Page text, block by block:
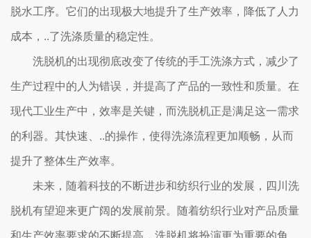
脱水工序。它们的出现极大地提升了生产效率，降低了人力
成本，..了洗涤质量的稳定性。
洗脱机的出现彻底改变了传统的手工洗涤方式，减少了
生产过程中的人为错误，并提高了产品的一致性和质量。在
现代工业生产中，效率是关键，而洗脱机正是满足这一需求
的利器。其快速、..的操作，使得洗涤流程更加顺畅，从而
提升了整体生产效率。
未来，随着科技的不断进步和纺织行业的发展，四川洗
脱机有望迎来更广阔的发展前景。随着纺织行业对产品质量
和生产效率要求的不断提高，洗脱机将扮演更为重要的角